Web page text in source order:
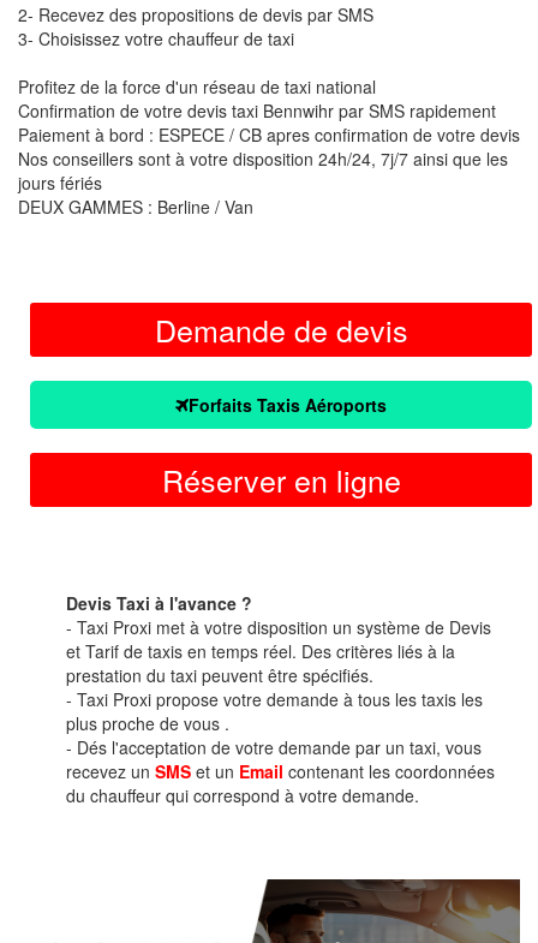
2- Recevez des propositions de devis par SMS
3- Choisissez votre chauffeur de taxi
Profitez de la force d'un réseau de taxi national
Confirmation de votre devis taxi Bennwihr par SMS rapidement
Paiement à bord : ESPECE / CB apres confirmation de votre devis
Nos conseillers sont à votre disposition 24h/24, 7j/7 ainsi que les
jours fériés
DEUX GAMMES : Berline / Van
Demande de devis
Forfaits Taxis Aéroports
Réserver en ligne
Devis Taxi à l'avance ?
- Taxi Proxi met à votre disposition un système de Devis
et Tarif de taxis en temps réel. Des critères liés à la
prestation du taxi peuvent être spécifiés.
- Taxi Proxi propose votre demande à tous les taxis les
plus proche de vous .
- Dés l'acceptation de votre demande par un taxi, vous
recevez un SMS et un Email contenant les coordonnées
du chauffeur qui correspond à votre demande.